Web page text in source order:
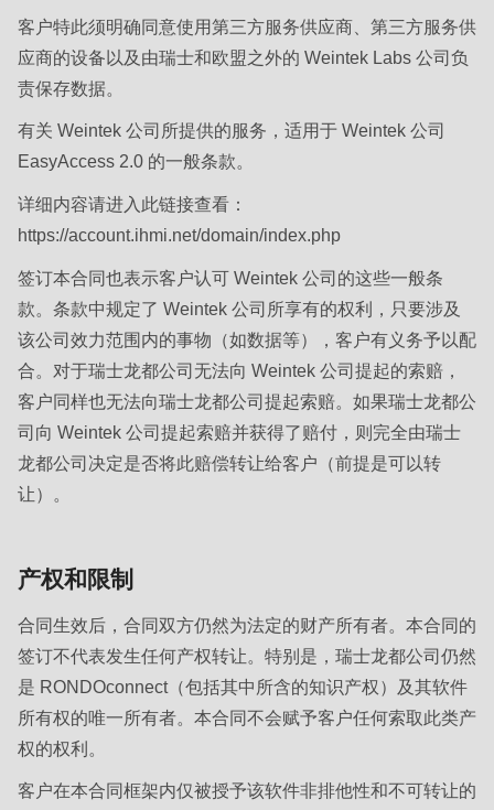
客户特此须明确同意使用第三方服务供应商、第三方服务供
应商的设备以及由瑞士和欧盟之外的 Weintek Labs 公司负
责保存数据。
有关 Weintek 公司所提供的服务，适用于 Weintek 公司
EasyAccess 2.0 的一般条款。
详细内容请进入此链接查看：
https://account.ihmi.net/domain/index.php
签订本合同也表示客户认可 Weintek 公司的这些一般条
款。条款中规定了 Weintek 公司所享有的权利，只要涉及
该公司效力范围内的事物（如数据等），客户有义务予以配
合。对于瑞士龙都公司无法向 Weintek 公司提起的索赔，
客户同样也无法向瑞士龙都公司提起索赔。如果瑞士龙都公
司向 Weintek 公司提起索赔并获得了赔付，则完全由瑞士
龙都公司决定是否将此赔偿转让给客户（前提是可以转
让）。
产权和限制
合同生效后，合同双方仍然为法定的财产所有者。本合同的
签订不代表发生任何产权转让。特别是，瑞士龙都公司仍然
是 RONDOconnect（包括其中所含的知识产权）及其软件
所有权的唯一所有者。本合同不会赋予客户任何索取此类产
权的权利。
客户在本合同框架内仅被授予该软件非排他性和不可转让的